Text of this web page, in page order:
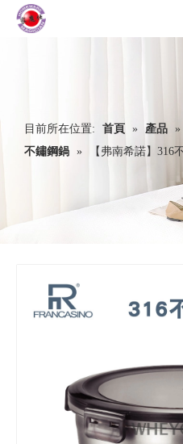
目前所在位置: 首頁 » 產品 »
不鏽鋼鍋 » 【弗南希諾】316